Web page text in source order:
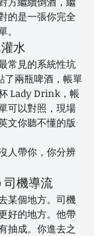
的是一張你完全
水
常見的系統性坑
了兩瓶啤酒，帳單
Lady Drink，帳
可以對照，現場
文你聽不懂的版
人帶你，你分辨
司機導流
某個地方。司機
好的地方。他帶
抽成。你進去之